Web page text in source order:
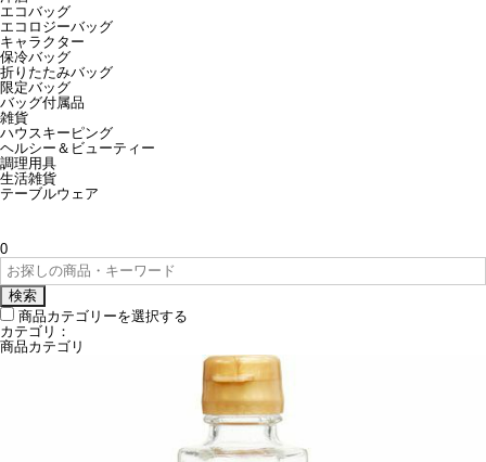
エコバッグ
エコロジーバッグ
キャラクター
保冷バッグ
折りたたみバッグ
限定バッグ
バッグ付属品
雑貨
ハウスキーピング
ヘルシー＆ビューティー
調理用具
生活雑貨
テーブルウェア
0
検索
商品カテゴリーを選択する
カテゴリ：
商品カテゴリ